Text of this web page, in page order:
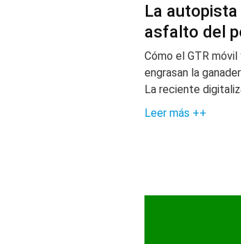
La
asfalto del
Cómo el GTR
engrasan la
La reciente
Leer más ++